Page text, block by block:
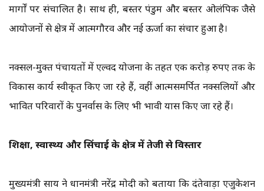
मार्गों पर संचालित है। साथ ही, बस्तर पंडुम और बस्तर ओलंपिक जैसे
आयोजनों से क्षेत्र में आत्मगौरव और नई ऊर्जा का संचार हुआ है।
नक्सल-मुक्त पंचायतों में एल्वद योजना के तहत एक करोड़ रुपए तक के
विकास कार्य स्वीकृत किए जा रहे हैं, वहीं आत्मसमर्पित नक्सलियों और
प्रभावित परिवारों के पुनर्वास के लिए भी प्रभावी प्रयास किए जा रहे हैं।
शिक्षा, स्वास्थ्य और सिंचाई के क्षेत्र में तेजी से विस्तार
मुख्यमंत्री साय ने प्रधानमंत्री नरेंद्र मोदी को बताया कि दंतेवाड़ा एजुकेशन